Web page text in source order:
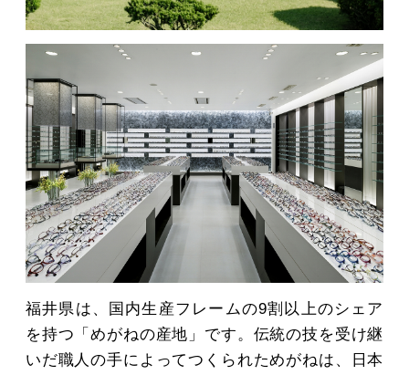
福井県は、国内生産フレームの9割以上のシェア
を持つ「めがねの産地」です。伝統の技を受け継
いだ職人の手によってつくられためがねは、日本